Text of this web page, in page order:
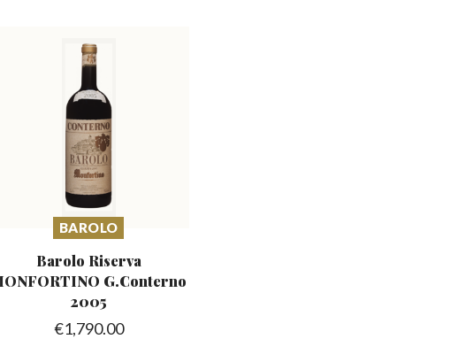
BAROLO
Barolo Riserva
G.Conterno
2005
€1,790.00